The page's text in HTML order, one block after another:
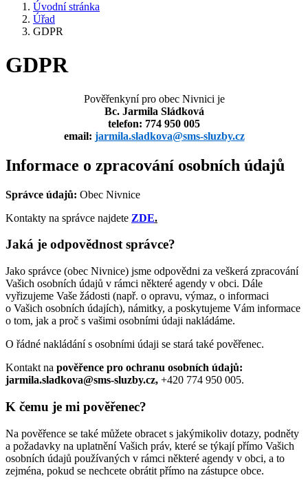
Úvodní stránka
Úřad
GDPR
GDPR
Pověřenkyní pro obec Nivnici je
Bc. Jarmila Sládková
telefon: 774 950 005
email: jarmila.sladkova@sms-sluzby.cz
Informace o zpracování osobních údajů
Správce údajů: Obec Nivnice
Kontakty na správce najdete ZDE.
Jaká je odpovědnost správce?
Jako správce (obec Nivnice) jsme odpovědni za veškerá zpracování
Vašich osobních údajů v rámci některé agendy v obci. Dále
vyřizujeme Vaše žádosti (např. o opravu, výmaz, o informaci
o Vašich osobních údajích), námitky, a poskytujeme Vám informace
o tom, jak a proč s vašimi osobními údaji nakládáme.
O řádné nakládání s osobními údaji se stará také pověřenec.
Kontakt na pověřence pro ochranu osobních údajů:
jarmila.sladkova@sms-sluzby.cz, +420 774 950 005.
K čemu je mi pověřenec?
Na pověřence se také můžete obracet s jakýmikoliv dotazy, podněty
a požadavky na uplatnění Vašich práv, které se týkají přímo Vašich
osobních údajů používaných v rámci některé agendy v obci, a to
zejména, pokud se nechcete obrátit přímo na zástupce obce.